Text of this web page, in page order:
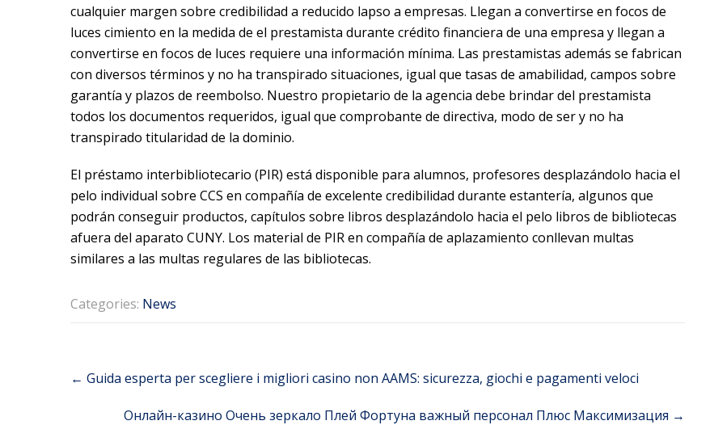
cualquier margen sobre credibilidad a reducido lapso a empresas. Llegan a convertirse en focos de
luces cimiento en la medida de el prestamista durante crédito financiera de una empresa y llegan a
convertirse en focos de luces requiere una información mínima. Las prestamistas además se fabrican
con diversos términos y no ha transpirado situaciones, igual que tasas de amabilidad, campos sobre
garantía y plazos de reembolso. Nuestro propietario de la agencia debe brindar del prestamista
todos los documentos requeridos, igual que comprobante de directiva, modo de ser y no ha
transpirado titularidad de la dominio.
El préstamo interbibliotecario (PIR) está disponible para alumnos, profesores desplazándolo hacia el
pelo individual sobre CCS en compañía de excelente credibilidad durante estantería, algunos que
podrán conseguir productos, capítulos sobre libros desplazándolo hacia el pelo libros de bibliotecas
afuera del aparato CUNY. Los material de PIR en compañía de aplazamiento conllevan multas
similares a las multas regulares de las bibliotecas.
Categories: News
Post
← Guida esperta per scegliere i migliori casino non AAMS: sicurezza, giochi e pagamenti veloci
Онлайн-казино Очень зеркало Плей Фортуна важный персонал Плюс Максимизация →